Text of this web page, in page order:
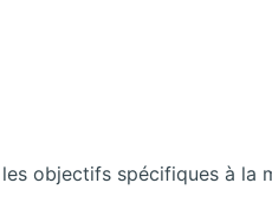
objectifs spécifiques à la